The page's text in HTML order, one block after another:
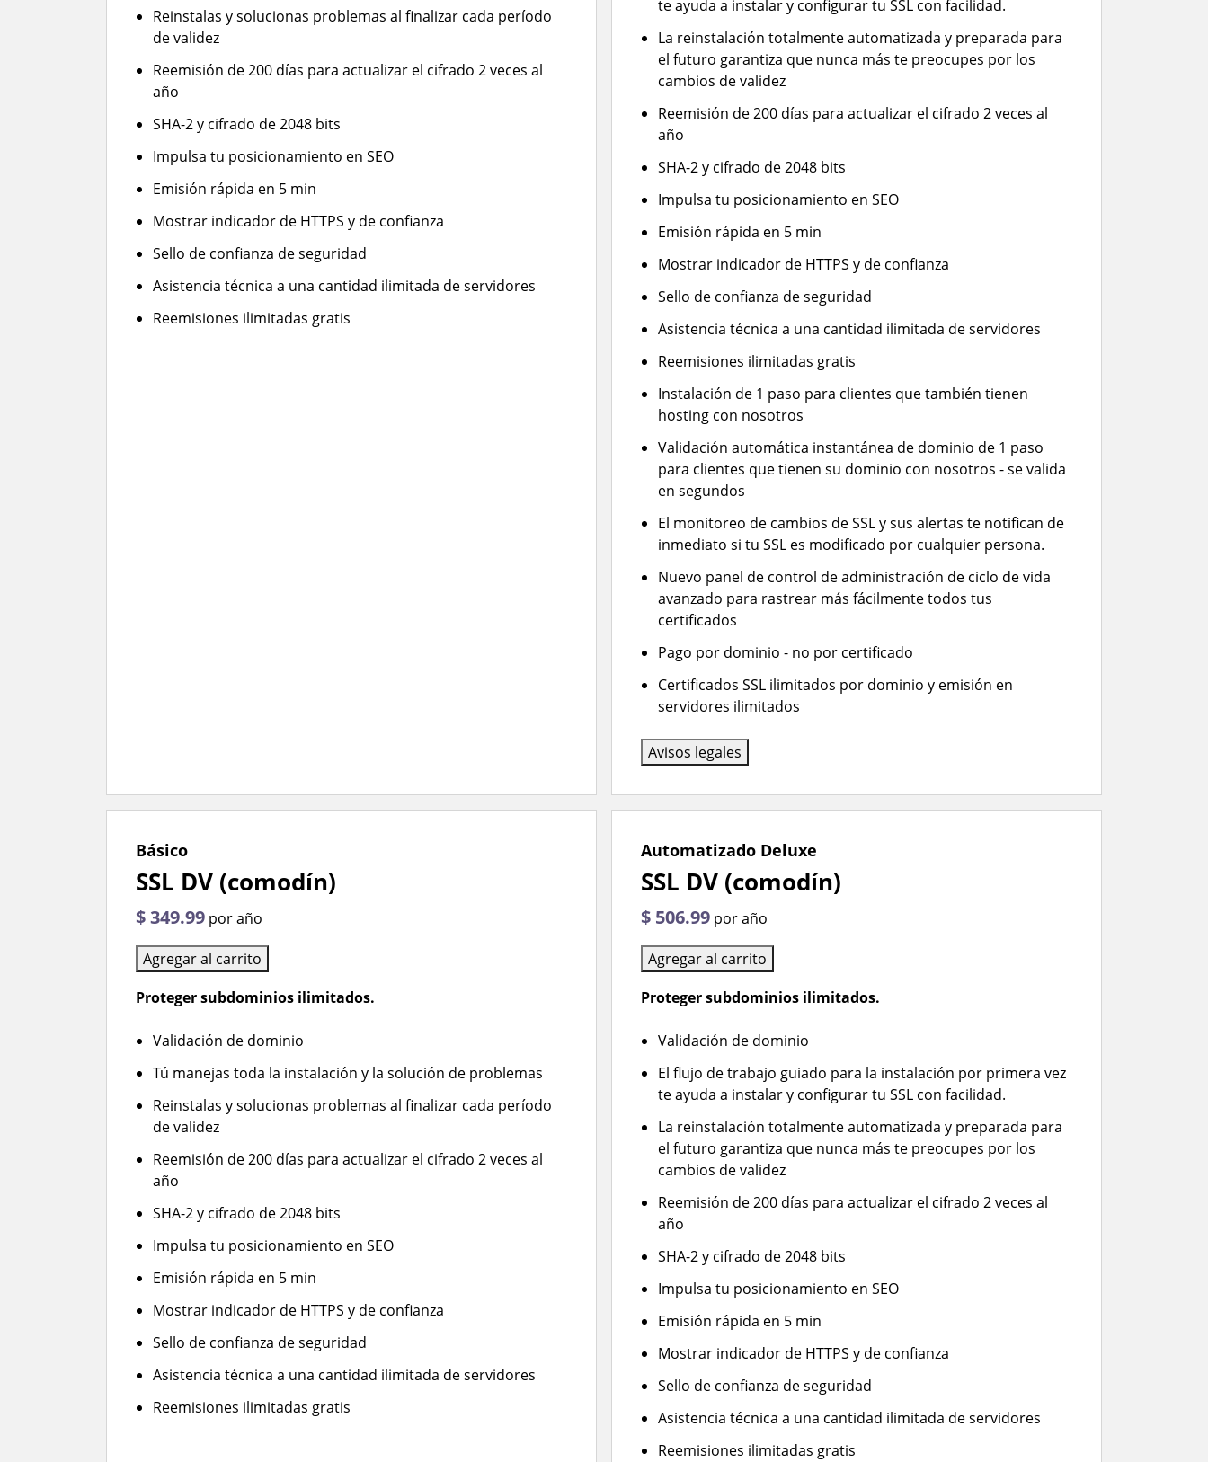
Reinstalas y solucionas problemas al finalizar cada período
de validez
Reemisión de 200 días para actualizar el cifrado 2 veces al
año
SHA-2 y cifrado de 2048 bits
Impulsa tu posicionamiento en SEO
Emisión rápida en 5 min
Mostrar indicador de HTTPS y de confianza
Sello de confianza de seguridad
Asistencia técnica a una cantidad ilimitada de servidores
Reemisiones ilimitadas gratis
te ayuda a instalar y configurar tu SSL con facilidad.
La reinstalación totalmente automatizada y preparada para
el futuro garantiza que nunca más te preocupes por los
cambios de validez
Reemisión de 200 días para actualizar el cifrado 2 veces al
año
SHA-2 y cifrado de 2048 bits
Impulsa tu posicionamiento en SEO
Emisión rápida en 5 min
Mostrar indicador de HTTPS y de confianza
Sello de confianza de seguridad
Asistencia técnica a una cantidad ilimitada de servidores
Reemisiones ilimitadas gratis
Instalación de 1 paso para clientes que también tienen
hosting con nosotros
Validación automática instantánea de dominio de 1 paso
para clientes que tienen su dominio con nosotros - se valida
en segundos
El monitoreo de cambios de SSL y sus alertas te notifican de
inmediato si tu SSL es modificado por cualquier persona.
Nuevo panel de control de administración de ciclo de vida
avanzado para rastrear más fácilmente todos tus
certificados
Pago por dominio - no por certificado
Certificados SSL ilimitados por dominio y emisión en
servidores ilimitados
Avisos legales
Básico
SSL DV (comodín)
$ 349.99 por año
Agregar al carrito
Proteger subdominios ilimitados.
Validación de dominio
Tú manejas toda la instalación y la solución de problemas
Reinstalas y solucionas problemas al finalizar cada período
de validez
Reemisión de 200 días para actualizar el cifrado 2 veces al
año
SHA-2 y cifrado de 2048 bits
Impulsa tu posicionamiento en SEO
Emisión rápida en 5 min
Mostrar indicador de HTTPS y de confianza
Sello de confianza de seguridad
Asistencia técnica a una cantidad ilimitada de servidores
Reemisiones ilimitadas gratis
Automatizado Deluxe
SSL DV (comodín)
$ 506.99 por año
Agregar al carrito
Proteger subdominios ilimitados.
Validación de dominio
El flujo de trabajo guiado para la instalación por primera vez
te ayuda a instalar y configurar tu SSL con facilidad.
La reinstalación totalmente automatizada y preparada para
el futuro garantiza que nunca más te preocupes por los
cambios de validez
Reemisión de 200 días para actualizar el cifrado 2 veces al
año
SHA-2 y cifrado de 2048 bits
Impulsa tu posicionamiento en SEO
Emisión rápida en 5 min
Mostrar indicador de HTTPS y de confianza
Sello de confianza de seguridad
Asistencia técnica a una cantidad ilimitada de servidores
Reemisiones ilimitadas gratis